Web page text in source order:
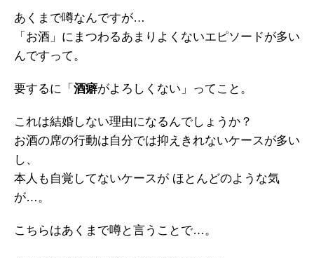
あくまで噂なんですが…
「お酒」にまつわるあまりよくないエピソードが多い
んですって。
要するに「 酒癖がよろしくない」ってこと。
これは結婚しない理由になるんでしょうか？
お酒の席の行動は自分では抑えきれないケースが多い
し、
本人も自覚してないケースが ほとんどのような気
が…。
こちらはあくまで噂と言うことで…。